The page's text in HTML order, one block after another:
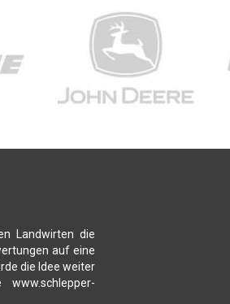
Landwirten die
auf eine
die Idee weiter